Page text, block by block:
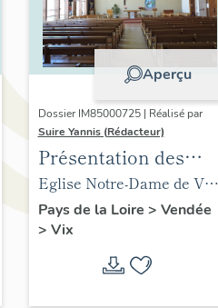
Aperçu
Dossier IM85000725 | Réalisé par
Suire Yannis (Rédacteur)
Présentation des
objets mobiliers de
l'église de Vix
Eglise Notre-Dame de Vix
(ancienne) (vestiges),
abside
Pays de la Loire > Vendée
> Vix